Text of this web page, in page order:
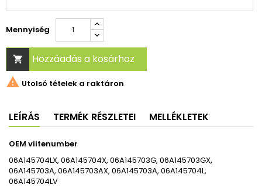
Mennyiség
 Hozzáadás a kosárhoz
 Utolsó tételek a raktáron
LEÍRÁS TERMÉK RÉSZLETEI MELLÉKLETEK
OEM viitenumber
06A145704LX, 06A145704X, 06A145703G, 06A145703GX,
06A145703A, 06A145703AX, 06A145703A, 06A145704L,
06A145704LV